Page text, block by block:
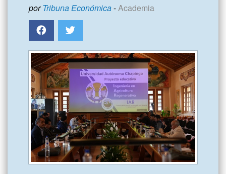
por Tribuna Económica-Academia